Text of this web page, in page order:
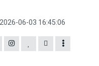
2026-06-03 16:45:06